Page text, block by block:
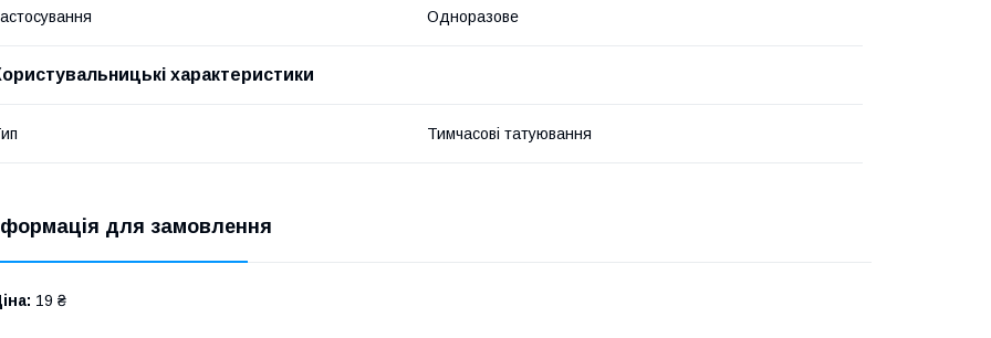
Одноразове
характеристики
Тимчасові татуювання
для замовлення
19 ₴